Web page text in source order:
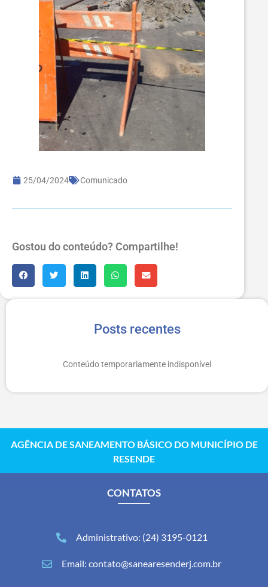
25/04/2024 Comunicado
Gostou do conteúdo? Compartilhe!
Posts recentes
Conteúdo temporariamente indisponível
AGÊNCIA DE SANEAMENTO BÁSICO DO MUNICÍPIO DE
RESENDE
CONTATOS
Administrativo: (24) 3195-0121
Email: contato@sanearesenderj.com.br